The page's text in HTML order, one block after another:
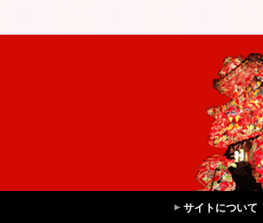
サイトについて